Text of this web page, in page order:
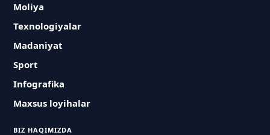
Moliya
Texnologiyalar
Madaniyat
Sport
Infografika
Maxsus loyihalar
BIZ HAQIMIZDA